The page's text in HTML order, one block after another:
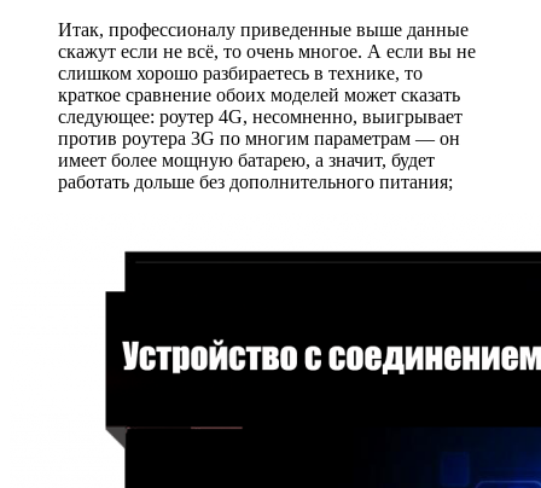
Итак, профессионалу приведенные выше данные
скажут если не всё, то очень многое. А если вы не
слишком хорошо разбираетесь в технике, то
краткое сравнение обоих моделей может сказать
следующее: роутер 4G, несомненно, выигрывает
против рoутера 3G по многим параметрам — он
имеет более мощную батарею, а значит, будет
работать дольше без дополнительного питания;